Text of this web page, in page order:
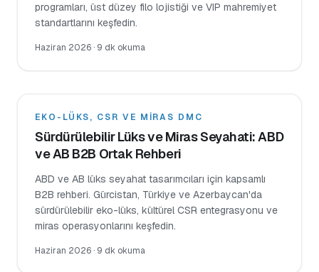
programları, üst düzey filo lojistiği ve VIP mahremiyet
standartlarını keşfedin.
Haziran 2026 · 9 dk okuma
EKO-LÜKS, CSR VE MIRAS DMC
Sürdürülebilir Lüks ve Miras Seyahati: ABD
ve AB B2B Ortak Rehberi
ABD ve AB lüks seyahat tasarımcıları için kapsamlı
B2B rehberi. Gürcistan, Türkiye ve Azerbaycan'da
sürdürülebilir eko-lüks, kültürel CSR entegrasyonu ve
miras operasyonlarını keşfedin.
Haziran 2026 · 9 dk okuma